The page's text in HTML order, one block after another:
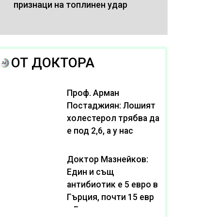
признаци на топлинен удар
ОТ ДОКТОРА
Проф. Арман
Постаджиян: Лошият
холестерол трябва да
е под 2,6, а у нас
нива от 3,2
Доктор Мазнейков:
Един и същ
антибиотик e 5 евро в
Гърция, почти 15 евро
в България